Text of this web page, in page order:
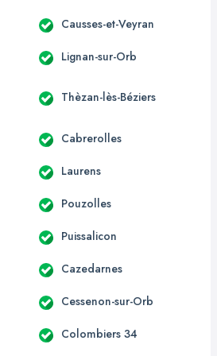
Causses-et-Veyran
Lignan-sur-Orb
Thèzan-lès-Béziers
Cabrerolles
Laurens
Pouzolles
Puissalicon
Cazedarnes
Cessenon-sur-Orb
Colombiers 34